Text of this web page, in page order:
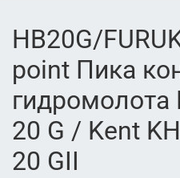
HB20G/
point Пика
гидромолота
20 G / Kent
20 GII